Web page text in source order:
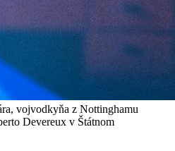
vojvodkyňa z Nottinghamu
Devereux v Štátnom